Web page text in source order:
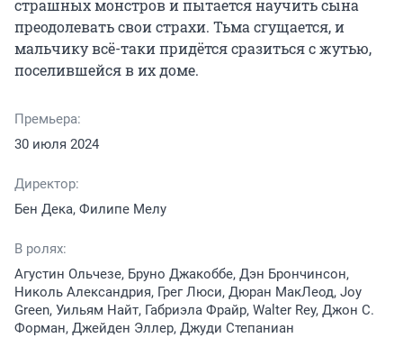
страшных монстров и пытается научить сына
преодолевать свои страхи. Тьма сгущается, и
мальчику всё-таки придётся сразиться с жутью,
поселившейся в их доме.
Премьера:
30 июля 2024
Директор:
Бен Дека, Филипе Мелу
В ролях:
Агустин Ольчезе, Бруно Джакоббе, Дэн Брончинсон,
Николь Александрия, Грег Люси, Дюран МакЛеод, Joy
Green, Уильям Найт, Габриэла Фрайр, Walter Rey, Джон С.
Форман, Джейден Эллер, Джуди Степаниан